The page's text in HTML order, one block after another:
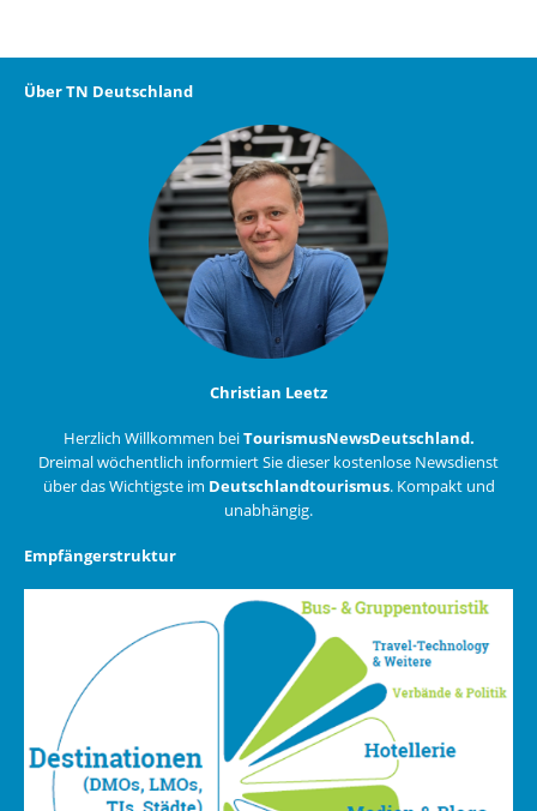
Über TN Deutschland
Christian Leetz
Herzlich Willkommen beiTourismusNewsDeutschland.
Dreimal wöchentlich informiert Sie dieser kostenlose Newsdienst
über das Wichtigste im Deutschlandtourismus. Kompakt und
unabhängig.
Empfängerstruktur